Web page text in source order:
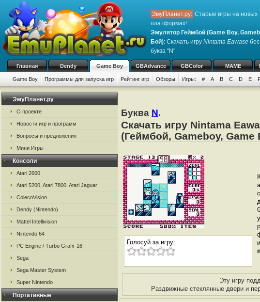
ЭмуПланет.ру: Старые игры на новых
платформах!
Эмулятор Геймбой (Game Boy,
Бой): Скачать игру Nintama Eawase
буква "N"
Главная Dendy Game Boy GBAdvance GBColor MAME
Game Boy Программы для запуска игр Рейтинг игр Обзоры Игры: # A B C D E
ЭмуПланет.ру
О проекте
Новости игр и программ
Вопросы и предложения
Мини Игры
Консоли
Atari 2600
Atari 5200, Atari 7800, Atari Jaguar
ColecoVision
Dendy (Nintendo)
Mattel Intellivision
Nintendo 64
PC Engine / Turbo Grafx-16
Sega
Sega Master System
Super Nintendo
Портативные
Буква N.
Скачать игру Nintama
(Геймбой, Gameboy, Game
Голосуй за игру:
Эту игру
Раздвижные стеклянные двери и